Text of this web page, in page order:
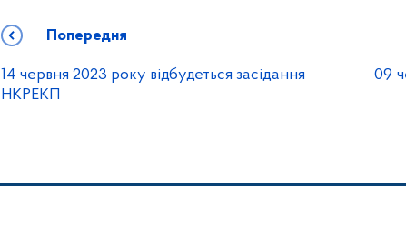
Попередня
14 червня 2023 року відбудеться засідання
НКРЕКП
09